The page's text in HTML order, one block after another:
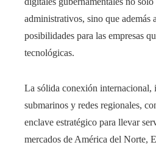
administrativos, sino que además
posibilidades para las empresas
tecnológicas.
La sólida conexión internacional,
submarinos y redes regionales,
enclave estratégico para llevar
mercados de América del Norte,